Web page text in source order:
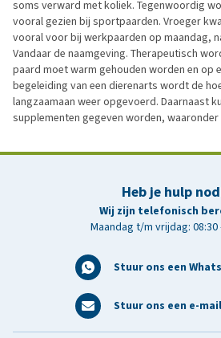
soms verward met koliek. Tegenwoordig
vooral gezien bij sportpaarden. Vroeger
vooral voor bij werkpaarden op maandag,
Vandaar de naamgeving. Therapeutisch
paard moet warm gehouden worden en op
begeleiding van een dierenarts wordt de
langzaamaan weer opgevoerd. Daarnaast
supplementen gegeven worden, waaronder
Heb je hulp
Wij zijn telefonisch
Maandag t/m vrijdag: 08:30
Stuur ons een
Stuur ons een e-mail